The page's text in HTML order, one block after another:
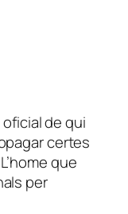
de qui
certes
que
per